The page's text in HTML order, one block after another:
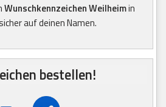
Wunschkennzeichen Weilheimin
auf deinen Namen.
bestellen!